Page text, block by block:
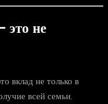
это не
вклад не только в
всей семьи.